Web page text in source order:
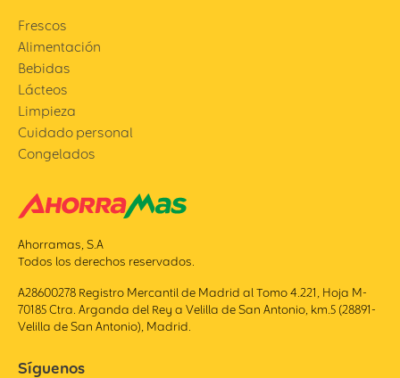
Frescos
Alimentación
Bebidas
Lácteos
Limpieza
Cuidado personal
Congelados
Ahorramas, S.A
Todos los derechos reservados.
A28600278 Registro Mercantil de Madrid al Tomo 4.221, Hoja M-
70185 Ctra. Arganda del Rey a Velilla de San Antonio, km.5 (28891-
Velilla de San Antonio), Madrid.
Síguenos